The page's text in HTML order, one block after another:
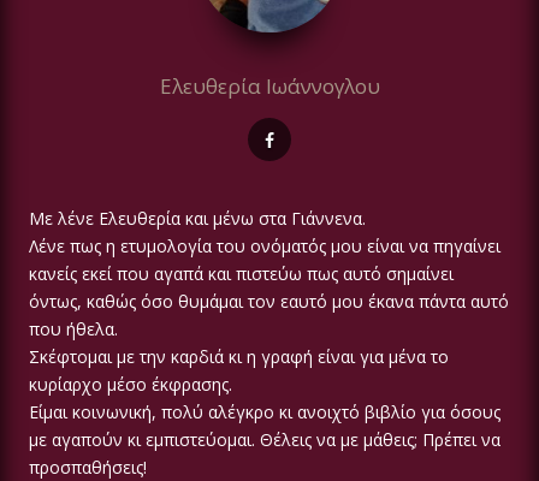
Ελευθερία Ιωάννογλου
Με λένε Ελευθερία και μένω στα Γιάννενα.
Λένε πως η ετυμολογία του ονόματός μου είναι να πηγαίνει
κανείς εκεί που αγαπά και πιστεύω πως αυτό σημαίνει
όντως, καθώς όσο θυμάμαι τον εαυτό μου έκανα πάντα αυτό
που ήθελα.
Σκέφτομαι με την καρδιά κι η γραφή είναι για μένα το
κυρίαρχο μέσο έκφρασης.
Είμαι κοινωνική, πολύ αλέγκρο κι ανοιχτό βιβλίο για όσους
με αγαπούν κι εμπιστεύομαι. Θέλεις να με μάθεις; Πρέπει να
προσπαθήσεις!